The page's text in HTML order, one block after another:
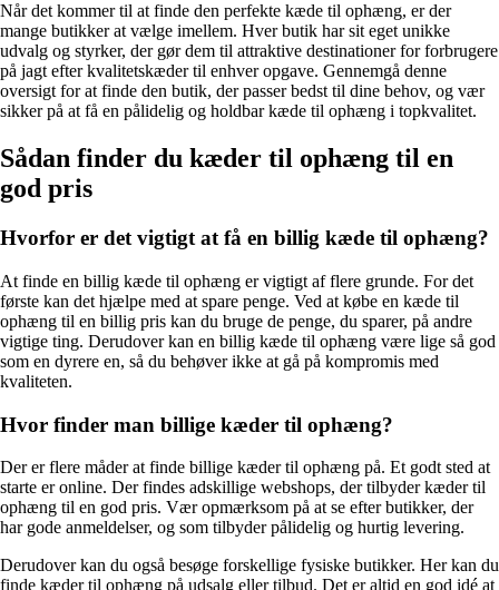
Når det kommer til at finde den perfekte kæde til ophæng, er der
mange butikker at vælge imellem. Hver butik har sit eget unikke
udvalg og styrker, der gør dem til attraktive destinationer for forbrugere
på jagt efter kvalitetskæder til enhver opgave. Gennemgå denne
oversigt for at finde den butik, der passer bedst til dine behov, og vær
sikker på at få en pålidelig og holdbar kæde til ophæng i topkvalitet.
Sådan finder du kæder til ophæng til en
god pris
Hvorfor er det vigtigt at få en billig kæde til ophæng?
At finde en billig kæde til ophæng er vigtigt af flere grunde. For det
første kan det hjælpe med at spare penge. Ved at købe en kæde til
ophæng til en billig pris kan du bruge de penge, du sparer, på andre
vigtige ting. Derudover kan en billig kæde til ophæng være lige så god
som en dyrere en, så du behøver ikke at gå på kompromis med
kvaliteten.
Hvor finder man billige kæder til ophæng?
Der er flere måder at finde billige kæder til ophæng på. Et godt sted at
starte er online. Der findes adskillige webshops, der tilbyder kæder til
ophæng til en god pris. Vær opmærksom på at se efter butikker, der
har gode anmeldelser, og som tilbyder pålidelig og hurtig levering.
Derudover kan du også besøge forskellige fysiske butikker. Her kan du
finde kæder til ophæng på udsalg eller tilbud. Det er altid en god idé at